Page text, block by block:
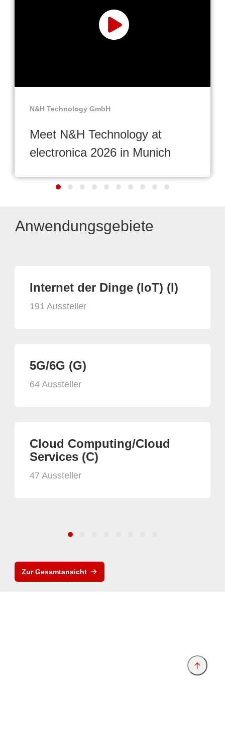
N&H Technology GmbH
Meet N&H Technology at
electronica 2026 in Munich
Anwendungsgebiete
Internet der Dinge (IoT) (I)
191 Aussteller
5G/6G (G)
64 Aussteller
Cloud Computing/Cloud
Services (C)
47 Aussteller
Zur Gesamtansicht